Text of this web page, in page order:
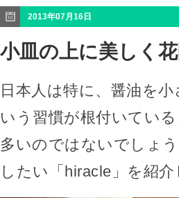
2013年07月16日
小皿の上に美しく
日本人は特に、醤油を
いう習慣が根付いてい
多いのではないでしょ
したい「hiracle」を紹